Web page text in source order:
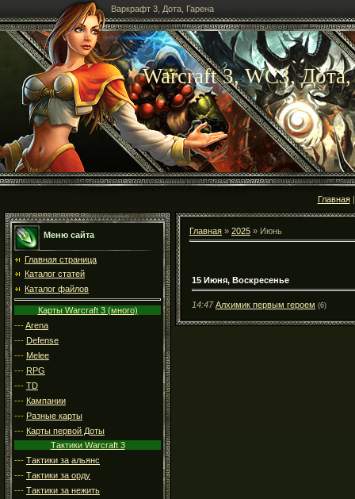
Варкрафт 3, Дота, Гарена
Warcraft 3, WC3, Дота,
Главная
Меню сайта
Главная страница
Каталог статей
Каталог файлов
Карты Warcraft 3 (много)
---Arena
--- Defense
--- Melee
--- RPG
--- TD
--- Кампании
--- Разные карты
--- Карты первой Доты
Тактики Warcraft 3
--- Тактики за альянс
--- Тактики за орду
--- Тактики за нежить
Главная » 2025 » Июнь
15 Июня, Воскресенье
14:47 Алхимик первым героем (6)